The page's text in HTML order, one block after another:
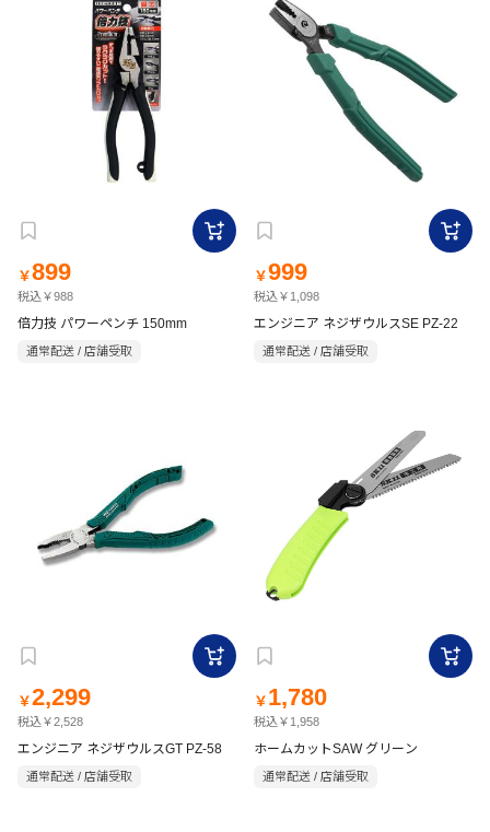
￥899
税込￥988
倍力技 パワーペンチ 150mm
通常配送 / 店舗受取
￥999
税込￥1,098
エンジニア ネジザウルスSE PZ-22
通常配送 / 店舗受取
￥2,299
税込￥2,528
エンジニア ネジザウルスGT PZ-58
通常配送 / 店舗受取
￥ 1,780
税込￥1,958
ホームカットSAW グリーン
通常配送 / 店舗受取